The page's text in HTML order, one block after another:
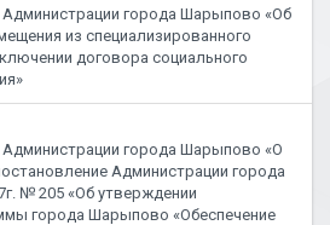
города Шарыпово «Об
из специализированного
договора социального
города Шарыпово «О
Администрации города
№ 205 «Об утверждении
города Шарыпово «Обеспечение